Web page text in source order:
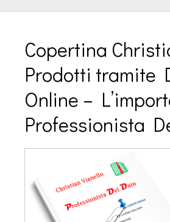
Copertina
Prodotti tramite
Online –
Professionista